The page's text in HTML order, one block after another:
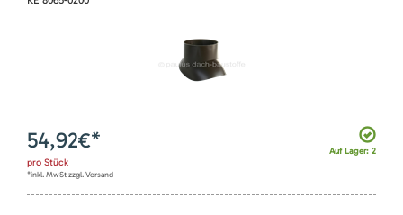
Auf Lager: 2
54,92€*
pro Stück
*inkl. MwSt zzgl. Versand